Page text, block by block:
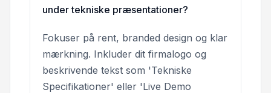
under tekniske præsentationer?
Fokuser på rent, branded design og klar
mærkning. Inkluder dit firmalogo og
beskrivende tekst som 'Tekniske
Specifikationer' eller 'Live Demo